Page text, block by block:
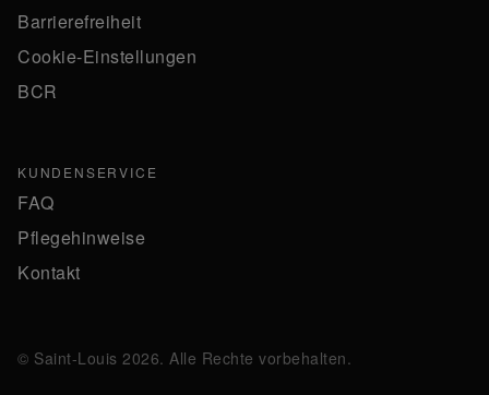
Barrierefreiheit
Cookie-Einstellungen
BCR
KUNDENSERVICE
FAQ
Pflegehinweise
Kontakt
© Saint-Louis 2026. Alle Rechte vorbehalten.